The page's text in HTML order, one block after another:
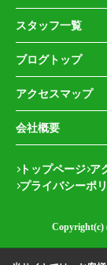
スタッフ一覧
ブログトップ
アクセスマップ
会社概要
トップページ ア
プライバシーポ
Copyright(c)